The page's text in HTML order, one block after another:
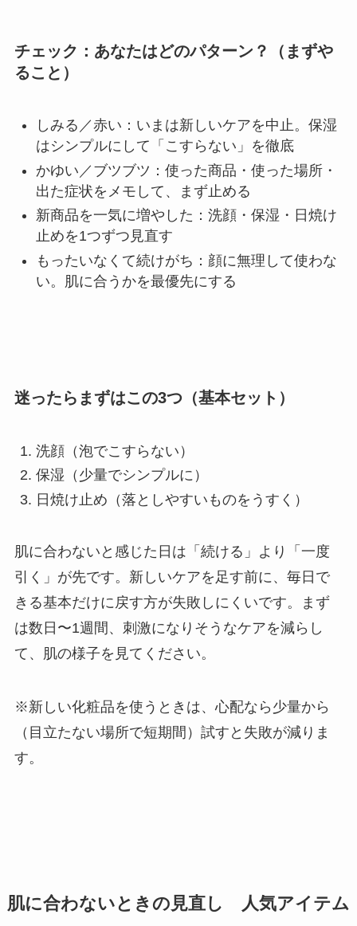
チェック：あなたはどのパターン？（まずや
ること）
しみる／赤い：いまは新しいケアを中止。保湿
はシンプルにして「こすらない」を徹底
かゆい／ブツブツ：使った商品・使った場所・
出た症状をメモして、まず止める
新商品を一気に増やした：洗顔・保湿・日焼け
止めを1つずつ見直す
もったいなくて続けがち：顔に無理して使わな
い。肌に合うかを最優先にする
迷ったらまずはこの3つ（基本セット）
洗顔（泡でこすらない）
保湿（少量でシンプルに）
日焼け止め（落としやすいものをうすく）
肌に合わないと感じた日は「続ける」より「一度
引く」が先です。新しいケアを足す前に、毎日で
きる基本だけに戻す方が失敗しにくいです。まず
は数日〜1週間、刺激になりそうなケアを減らし
て、肌の様子を見てください。
※新しい化粧品を使うときは、心配なら少量から
（目立たない場所で短期間）試すと失敗が減りま
す。
肌に合わないときの見直し 人気アイテム